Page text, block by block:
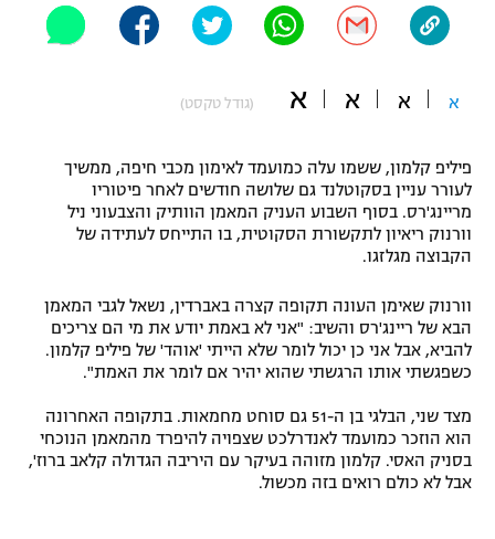
"מחצית בשכונה" – פודקאסט
משתתפים וזוכים בפרסים
תקנון משתתפים וזוכים בפרסים
תקנון עבור פעילות אלקטרה
טניס
גיימינג E-Sports
תנאי שימוש
מדיניות פרטיות
תקנון פעילות ספורט 1
אופניים
ספורט מוטורי
פוטבול אמריקאי NFL
בייסבול MLB
ספורט אתגרי ואקסטרים
אומנויות לחימה
גיימינג E-Sports
א א א א (גודל טקסט)
פיליפ קלמון, ששמו עלה כמועמד לאימון מכבי חיפה, ממשיך
לעורר עניין בסקוטלנד גם שלושה חודשים לאחר פיטוריו
מריינג'רס. בסוף השבוע העניק המאמן הוותיק והצבעוני ניל
וורנוק ריאיון לתקשורת הסקוטית, בו התייחס לעתידה של
הקבוצה מגלזגו.
וורנוק שאימן העונה תקופה קצרה באברדין, נשאל לגבי המאמן
הבא של ריינג'רס והשיב: "אני לא באמת יודע את מי הם צריכים
להביא, אבל אני כן יכול לומר שלא הייתי 'אוהד' של פיליפ קלמון.
כשפגשתי אותו הרגשתי שהוא יהיר אם לומר את האמת".
מצד שני, הבלגי בן ה-51 גם סוחט מחמאות. בתקופה האחרונה
הוא הוזכר כמועמד לאנדרלכט שצפויה להיפרד מהמאמן הנוכחי
בסניק האסי. קלמון מזוהה בעיקר עם היריבה הגדולה קלאב ברוז',
אבל לא כולם רואים בזה מכשול.